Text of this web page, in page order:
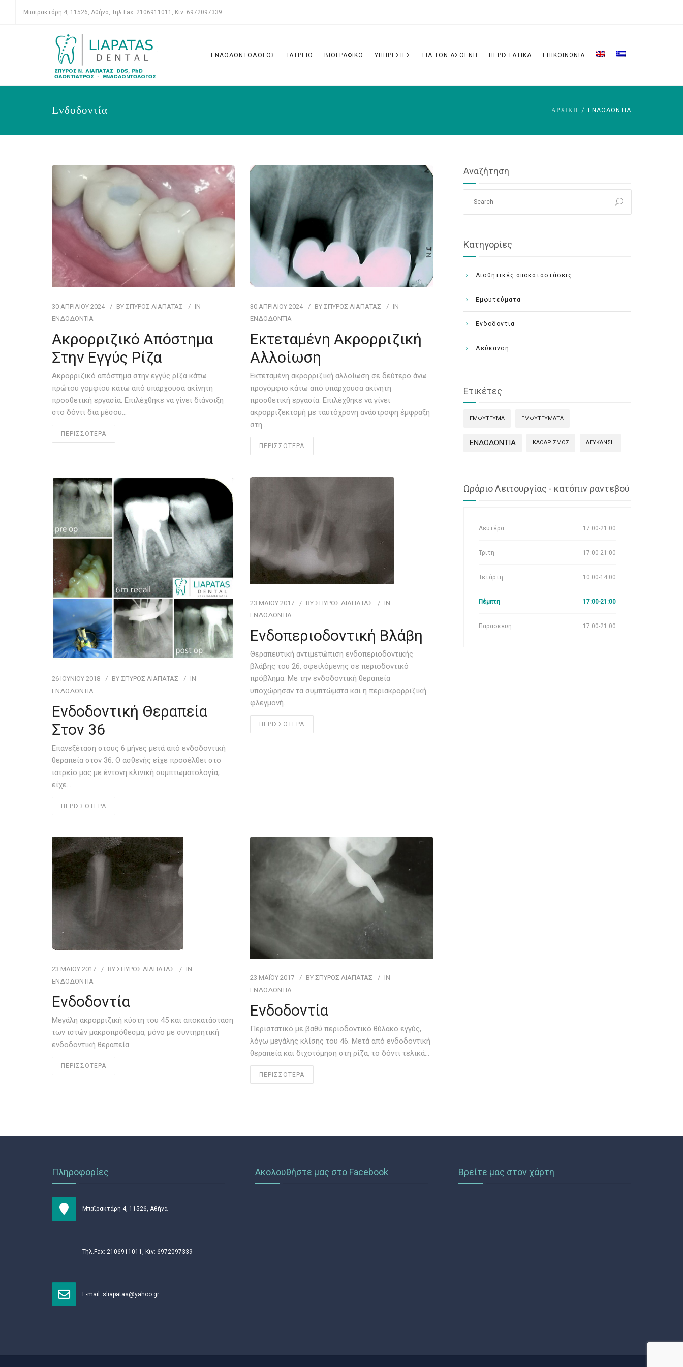
Μπαϊρακτάρη 4, 11526, Αθήνα, Τηλ.Fax: 2106911011, Κιν: 6972097339
ΕΝΔΟΔΟΝΤΟΛΌΓΟΣ ΙΑΤΡΕΙΟ ΒΙΟΓΡΑΦΙΚΟ ΥΠΗΡΕΣΙΕΣ ΓΙΑ ΤΟΝ ΑΣΘΕΝΗ ΠΕΡΙΣΤΑΤΙΚΑ ΕΠΙΚΟΙΝΩΝΙΑ
Ενδοδοντία ΑΡΧΙΚΗ ΕΝΔΟΔΟΝΤΊΑ
30 ΑΠΡΙΛΊΟΥ 2024 BY ΣΠΥΡΟΣ ΛΙΑΠΑΤΑΣ
IN
ΕΝΔΟΔΟΝΤΊΑ
Ακρορριζικό Απόστημα
Στην Εγγύς Ρίζα
Ακρορριζικό απόστημα στην εγγύς ρίζα κάτω
πρώτου γομφίου κάτω από υπάρχουσα ακίνητη
προσθετική εργασία. Επιλέχθηκε να γίνει διάνοιξη
στο δόντι δια μέσου…
ΠΕΡΙΣΣΟΤΕΡΑ
30 ΑΠΡΙΛΊΟΥ 2024 BY ΣΠΥΡΟΣ ΛΙΑΠΑΤΑΣ
IN
ΕΝΔΟΔΟΝΤΊΑ
Εκτεταμένη Ακρορριζική
Αλλοίωση
Εκτεταμένη ακρορριζική αλλοίωση σε δεύτερο άνω
προγόμφιο κάτω από υπάρχουσα ακίνητη
προσθετική εργασία. Επιλέχθηκε να γίνει
ακρορριζεκτομή με ταυτόχρονη ανάστροφη έμφραξη
στη…
ΠΕΡΙΣΣΟΤΕΡΑ
26 ΙΟΥΝΊΟΥ 2018 BY ΣΠΥΡΟΣ ΛΙΑΠΑΤΑΣ
IN
ΕΝΔΟΔΟΝΤΊΑ
Ενδοδοντική Θεραπεία
Στον 36
Επανεξέταση στους 6 μήνες μετά από ενδοδοντική
θεραπεία στον 36. Ο ασθενής είχε προσέλθει στο
ιατρείο μας με έντονη κλινική συμπτωματολογία,
είχε…
ΠΕΡΙΣΣΟΤΕΡΑ
23 ΜΑΪ́ΟΥ 2017 BY ΣΠΥΡΟΣ ΛΙΑΠΑΤΑΣ
IN
ΕΝΔΟΔΟΝΤΊΑ
Ενδοπεριοδοντική Βλάβη
Θεραπευτική αντιμετώπιση ενδοπεριοδοντικής
βλάβης του 26, οφειλόμενης σε περιοδοντικό
πρόβλημα. Με την ενδοδοντική θεραπεία
υποχώρησαν τα συμπτώματα και η περιακρορριζική
φλεγμονή.
ΠΕΡΙΣΣΟΤΕΡΑ
23 ΜΑΪ́ΟΥ 2017 BY ΣΠΥΡΟΣ ΛΙΑΠΑΤΑΣ
IN
ΕΝΔΟΔΟΝΤΊΑ
Ενδοδοντία
Μεγάλη ακρορριζική κύστη του 45 και αποκατάσταση
των ιστών μακροπρόθεσμα, μόνο με συντηρητική
ενδοδοντική θεραπεία
ΠΕΡΙΣΣΟΤΕΡΑ
23 ΜΑΪ́ΟΥ 2017 BY ΣΠΥΡΟΣ ΛΙΑΠΑΤΑΣ
IN
ΕΝΔΟΔΟΝΤΊΑ
Ενδοδοντία
Περιστατικό με βαθύ περιοδοντικό θύλακο εγγύς,
λόγω μεγάλης κλίσης του 46. Μετά από ενδοδοντική
θεραπεία και διχοτόμηση στη ρίζα, το δόντι τελικά…
ΠΕΡΙΣΣΟΤΕΡΑ
Αναζήτηση
Κατηγορίες
Αισθητικές αποκαταστάσεις
Εμφυτεύματα
Ενδοδοντία
Λεύκανση
Ετικέτες
ΕΜΦΥΤΕΥΜΑ ΕΜΦΥΤΕΎΜΑΤΑ
ΕΝΔΟΔΟΝΤΊΑ ΚΑΘΑΡΙΣΜΌΣ ΛΕΎΚΑΝΣΗ
Ωράριο Λειτουργίας - κατόπιν ραντεβού
Δευτέρα 17:00-21:00
Τρίτη 17:00-21:00
Τετάρτη 10:00-14:00
Πέμπτη 17:00-21:00
Παρασκευή 17:00-21:00
Πληροφορίες
Μπαϊρακτάρη 4, 11526, Αθήνα
Τηλ.Fax: 2106911011, Κιν: 6972097339
Ε-mail: sliapatas@yahoo.gr
Ακολουθήστε μας στο Facebook Βρείτε μας στον χάρτη